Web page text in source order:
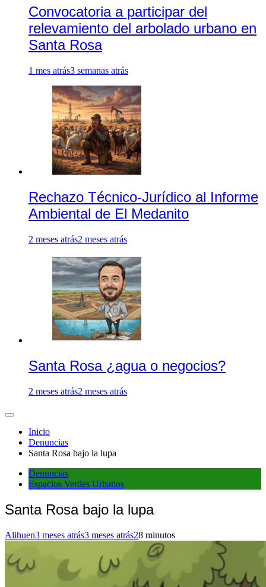
Convocatoria a participar del
relevamiento del arbolado urbano en
Santa Rosa
1 mes atrás3 semanas atrás
Rechazo Técnico-Jurídico al Informe
Ambiental de El Medanito
2 meses atrás2 meses atrás
Santa Rosa ¿agua o negocios?
2 meses atrás2 meses atrás
Inicio
Denuncias
Santa Rosa bajo la lupa
Denuncias
Espacios Verdes Urbanos
Santa Rosa bajo la lupa
Alihuen3 meses atrás3 meses atrás28 minutos